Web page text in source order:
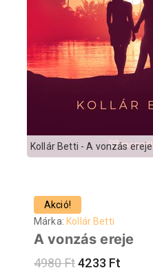
Kollár Betti - A vonzás ereje
Akció!
Márka: Kollár Betti
A vonzás ereje
4980Ft 4233 Ft